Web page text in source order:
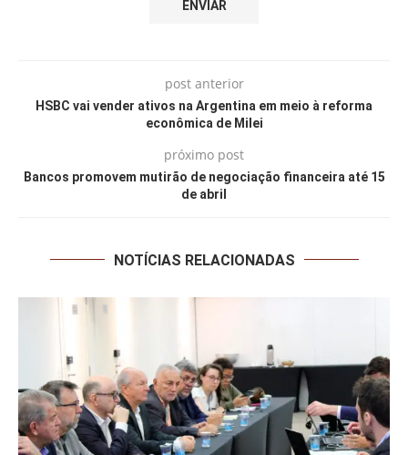
post anterior
HSBC vai vender ativos na Argentina em meio à reforma
econômica de Milei
próximo post
Bancos promovem mutirão de negociação financeira até 15
de abril
NOTÍCIAS RELACIONADAS